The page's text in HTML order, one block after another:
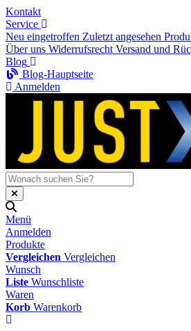
Kontakt
Service
Neu eingetroffen Zuletzt angesehen
Über uns Widerrufsrecht Versand und
Blog
Blog-Hauptseite
Anmelden
Menü
Anmelden
Produkte
Vergleichen Vergleichen
Wunsch
Liste Wunschliste
Waren
Korb Warenkorb